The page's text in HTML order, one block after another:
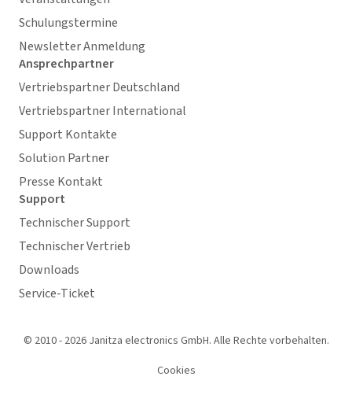
Schulungstermine
Newsletter Anmeldung
Ansprechpartner
Vertriebspartner Deutschland
Vertriebspartner International
Support Kontakte
Solution Partner
Presse Kontakt
Support
Technischer Support
Technischer Vertrieb
Downloads
Service-Ticket
© 2010 - 2026 Janitza electronics GmbH. Alle Rechte vorbehalten.
Cookies